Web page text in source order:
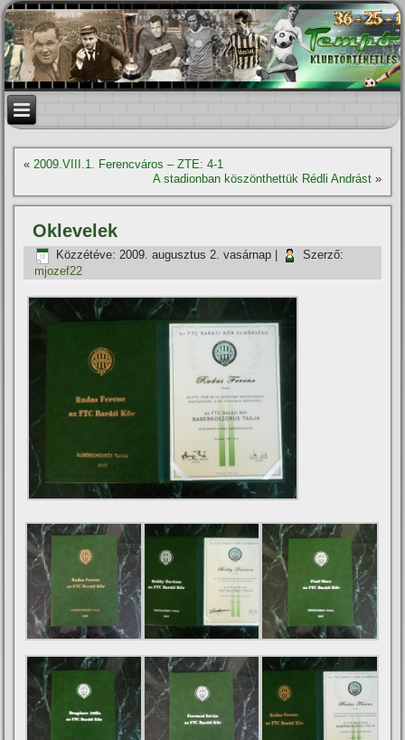
«2009.VIII.1. Ferencváros – ZTE: 4-1
A stadionban köszönthettük Rédli Andrást»
Oklevelek
Közzétéve: 2009. augusztus 2. vasárnap
Szerző:
mjozef22